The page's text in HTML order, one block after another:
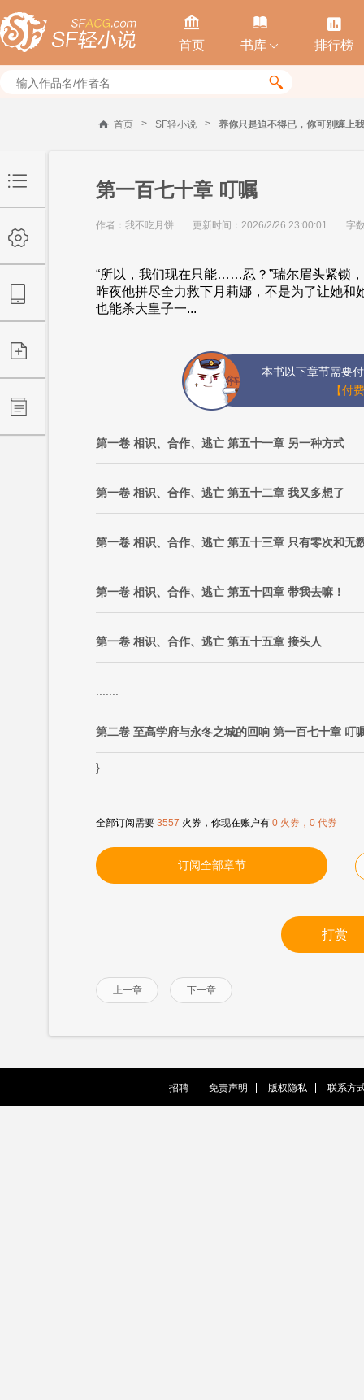

首页

书库 

排行榜

首页 > SF轻小说 > 养你只是迫不得已，你可别缠上我
第一百七十章 叮嘱
作者：我不吃月饼 更新时间：2026/2/26 23:00:01 字
“所以，我们现在只能……忍？”瑞尔眉头紧锁
昨夜他拼尽全力救下月莉娜，不是为了让她
也能杀大皇子一...
本书以下章节需要
【付
第一卷 相识、合作、逃亡 第五十一章 另一种方式
第一卷 相识、合作、逃亡 第五十二章 我又多想了
第一卷 相识、合作、逃亡 第五十三章 只有零次和无
第一卷 相识、合作、逃亡 第五十四章 带我去嘛！
第一卷 相识、合作、逃亡 第五十五章 接头人
第二卷 至高学府与永冬之城的回响 第一百七十章 叮
}
全部订阅需要 3557 火券，你现在账户有 0 火券，0 代券
订阅全部章节
打赏
上一章 下一章
招聘 免责声明 版权隐私 联系方